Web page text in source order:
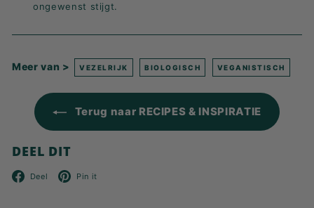
ongewenst stijgt.
Meer van > VEZELRIJK BIOLOGISCH VEGANISTISCH
Terug naar RECIPES & INSPIRATIE
DEEL DIT
Deel Facebook
Pin it